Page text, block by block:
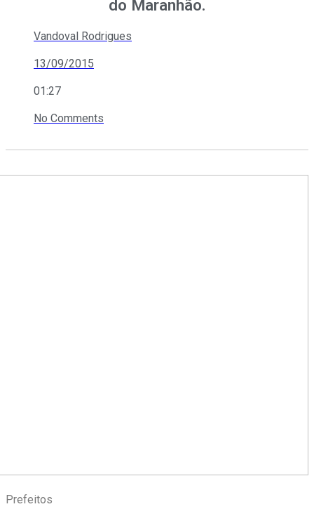
do Maranhão.
Vandoval Rodrigues
13/09/2015
01:27
No Comments
Prefeitos